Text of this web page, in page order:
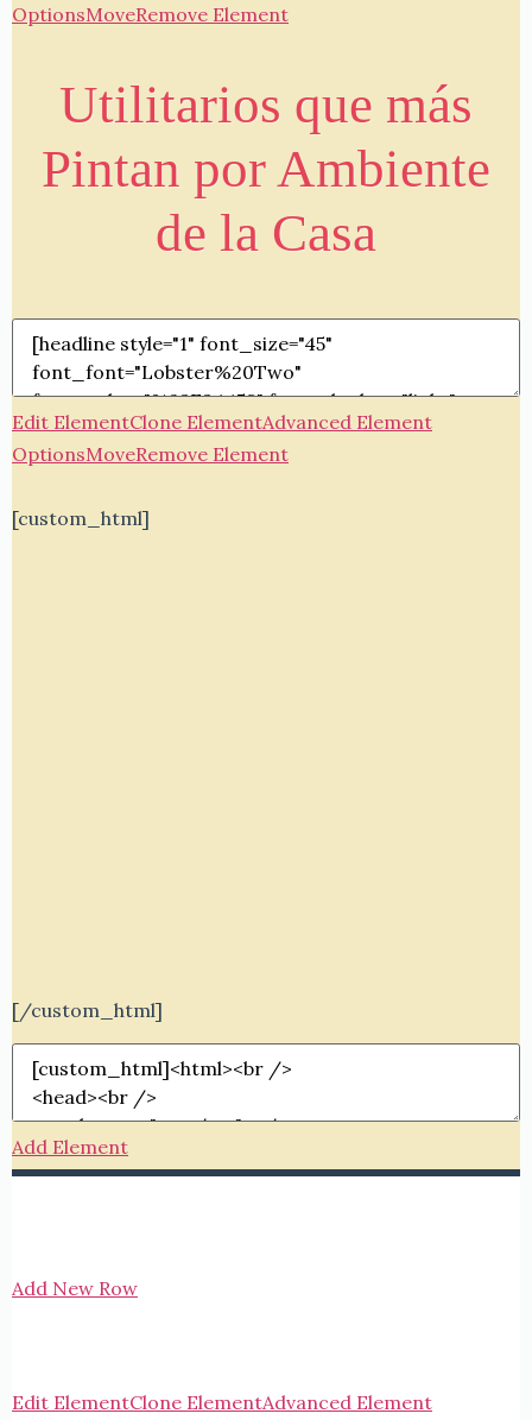
OptionsMoveRemove Element
Utilitarios que más
Pintan por Ambiente
de la Casa
Edit ElementClone ElementAdvanced Element
OptionsMoveRemove Element
[custom_html]
[/custom_html]
Add Element
Add New Row
Edit ElementClone ElementAdvanced Element